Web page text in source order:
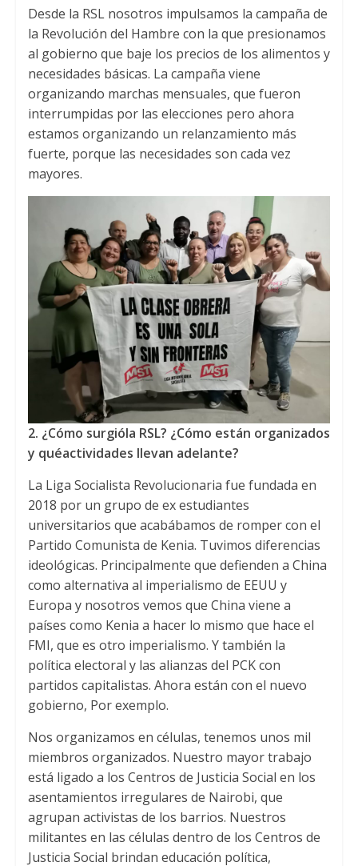
Desde la RSL nosotros impulsamos la campaña de
la Revolución del Hambre con la que presionamos
al gobierno que baje los precios de los alimentos y
necesidades básicas. La campaña viene
organizando marchas mensuales, que fueron
interrumpidas por las elecciones pero ahora
estamos organizando un relanzamiento más
fuerte, porque las necesidades son cada vez
mayores.
2. ¿Cómo surgióla RSL? ¿Cómo están organizados
y quéactividades llevan adelante?
La Liga Socialista Revolucionaria fue fundada en
2018 por un grupo de ex estudiantes
universitarios que acabábamos de romper con el
Partido Comunista de Kenia. Tuvimos diferencias
ideológicas. Principalmente que defienden a China
como alternativa al imperialismo de EEUU y
Europa y nosotros vemos que China viene a
países como Kenia a hacer lo mismo que hace el
FMI, que es otro imperialismo. Y también la
política electoral y las alianzas del PCK con
partidos capitalistas. Ahora están con el nuevo
gobierno, Por exemplo.
Nos organizamos en células, tenemos unos mil
miembros organizados. Nuestro mayor trabajo
está ligado a los Centros de Justicia Social en los
asentamientos irregulares de Nairobi, que
agrupan activistas de los barrios. Nuestros
militantes en las células dentro de los Centros de
Justicia Social brindan educación política,